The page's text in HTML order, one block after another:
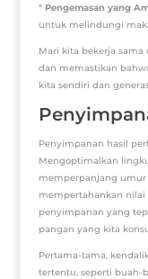
* Pengemasan yang
untuk melindungi
Mari kita bekerja
dan memastikan
kita sendiri dan
Penyimpanan hasil
Mengoptimalkan
memperpanjang umur
mempertahankan
penyimpanan yang
pangan yang kita
Pertama-tama,
tertentu, seperti buah-